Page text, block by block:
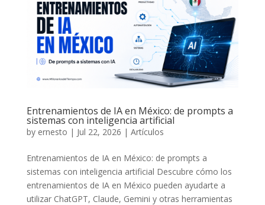
Entrenamientos de IA en México: de prompts a
sistemas con inteligencia artificial
by ernesto | Jul 22, 2026 | Artículos
Entrenamientos de IA en México: de prompts a
sistemas con inteligencia artificial Descubre cómo los
entrenamientos de IA en México pueden ayudarte a
utilizar ChatGPT, Claude, Gemini y otras herramientas